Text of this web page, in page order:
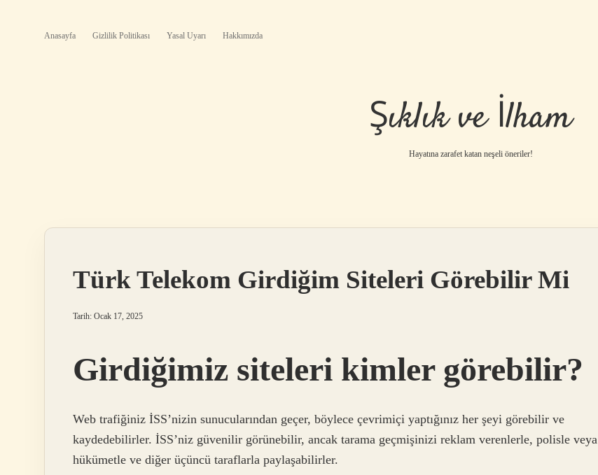
Anasayfa Gizlilik Politikası Yasal Uyarı Hakkımızda
Şıklık ve İlham
Hayatına zarafet katan neşeli öneriler!
Türk Telekom Girdiğim Siteleri Görebilir Mi
Tarih: Ocak 17, 2025
Girdiğimiz siteleri kimler görebilir?
Web trafiğiniz İSS’nizin sunucularından geçer, böylece çevrimiçi yaptığınız her şeyi görebilir ve
kaydedebilirler. İSS’niz güvenilir görünebilir, ancak tarama geçmişinizi reklam verenlerle, polisle veya
hükümetle ve diğer üçüncü taraflarla paylaşabilirler.